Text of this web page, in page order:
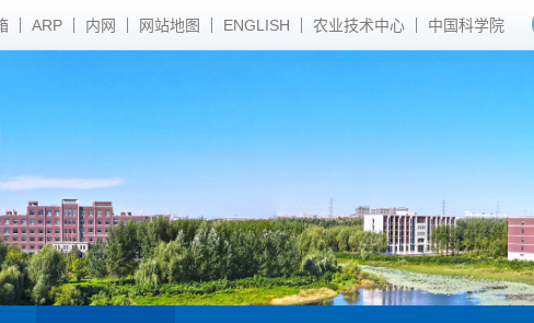
ARP 内网 网站地图 ENGLISH 农业技术中心 中国科学院